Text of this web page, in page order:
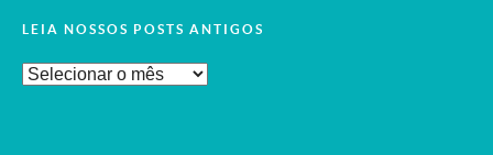
LEIA NOSSOS POSTS ANTIGOS
Leia